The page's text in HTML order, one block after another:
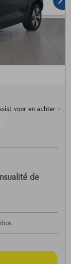
voor en achter + ....
de